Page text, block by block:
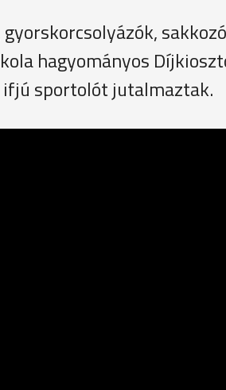
hagyományos
ifjú sportolót jutalmaztak.